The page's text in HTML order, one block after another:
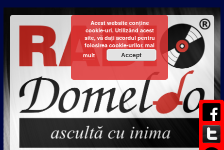
Acest website conține
cookie-uri. Utilizând acest
site, vă dați acordul pentru
folosirea cookie-urilor. mai
mult
Accept